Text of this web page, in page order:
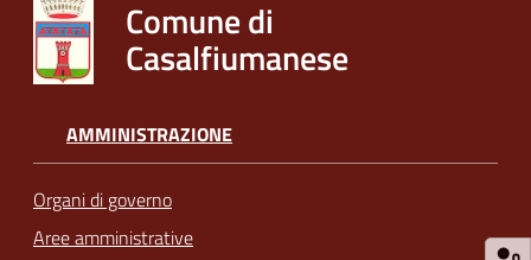
Comune di
Casalfiumanese
AMMINISTRAZIONE
Organi di governo
Aree amministrative